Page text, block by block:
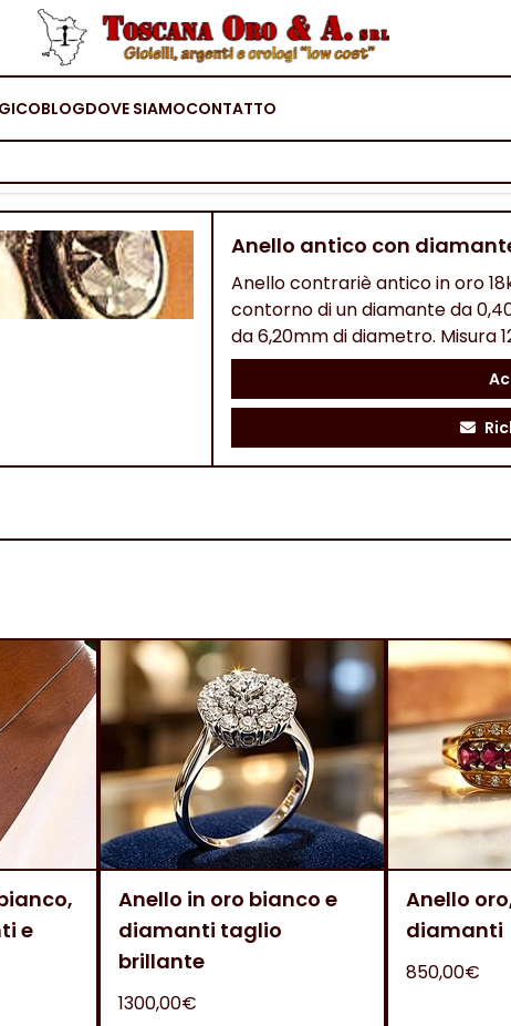
BLOGDOVE SIAMOCONTATTO
Anello antico con
Anello contrariè antico in oro
contorno di un diamante da
da 6,20mm di diametro. Misura
e
Anello in oro bianco e
diamanti taglio
brillante
1300,00€
Anello
diamanti
850,00€